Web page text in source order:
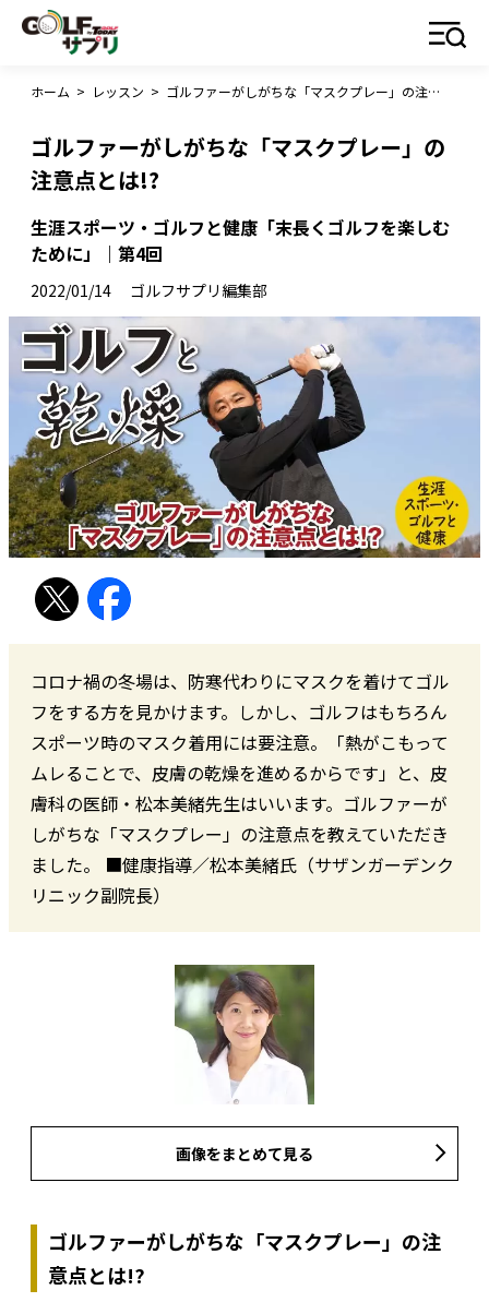
ホーム > レッスン > ゴルファーがしがちな「マスクプレー」の注意点とは!?
ゴルファーがしがちな「マスクプレー」の
注意点とは!?
生涯スポーツ・ゴルフと健康「末長くゴルフを楽しむ
ために」｜第4回
2022/01/14 ゴルフサプリ編集部
コロナ禍の冬場は、防寒代わりにマスクを着けてゴル
フをする方を見かけます。しかし、ゴルフはもちろん
スポーツ時のマスク着用には要注意。「熱がこもって
ムレることで、皮膚の乾燥を進めるからです」と、皮
膚科の医師・松本美緒先生はいいます。ゴルファーが
しがちな「マスクプレー」の注意点を教えていただき
ました。 ■健康指導／松本美緒氏（サザンガーデンク
リニック副院長）
画像をまとめて見る
ゴルファーがしがちな「マスクプレー」の注
意点とは!?